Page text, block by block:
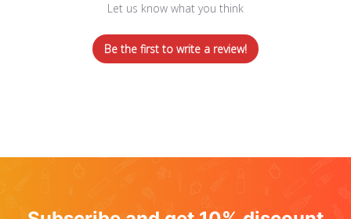
Let us know what you think
Be the first to write a review!